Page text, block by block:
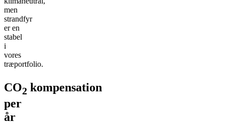
men
strandfyr
er en
stabel
i
vores
træportfolio.
CO2 kompensation
per
år